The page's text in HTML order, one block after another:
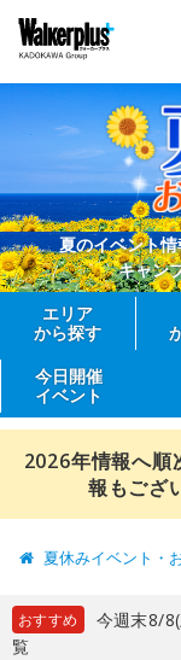
夏のイベント
キャン
エリア
から探す
今日開催
イベント
2026年情報へ順
報もござ
夏休みイベント・
おすすめ
今週末8/
覧